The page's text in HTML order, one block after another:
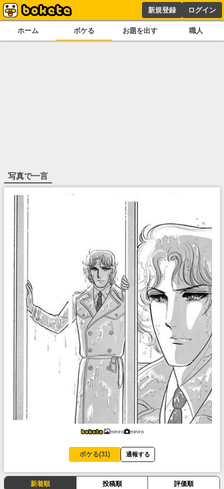
新規登録 ログイン
ホーム ボケる お題を出す 職人
写真で一言
miniro miniro
ボケる(31) 通報する
新着順 投稿順 評価順